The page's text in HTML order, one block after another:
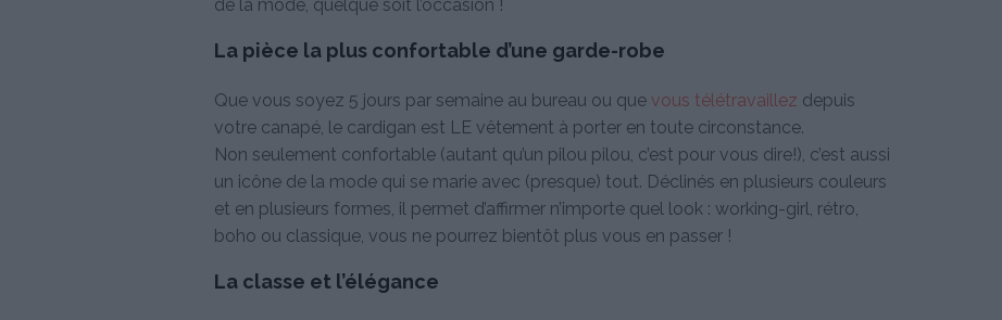
de la mode, quelque soit l’occasion !
La pièce la plus confortable d’une garde-robe
Que vous soyez 5 jours par semaine au bureau ou que vous télétravaillez depuis
votre canapé, le cardigan est LE vêtement à porter en toute circonstance.
Non seulement confortable (autant qu’un pilou pilou, c’est pour vous dire!), c’est aussi
un icône de la mode qui se marie avec (presque) tout. Déclinés en plusieurs couleurs
et en plusieurs formes, il permet d’affirmer n’importe quel look : working-girl, rétro,
boho ou classique, vous ne pourrez bientôt plus vous en passer !
La classe et l’élégance